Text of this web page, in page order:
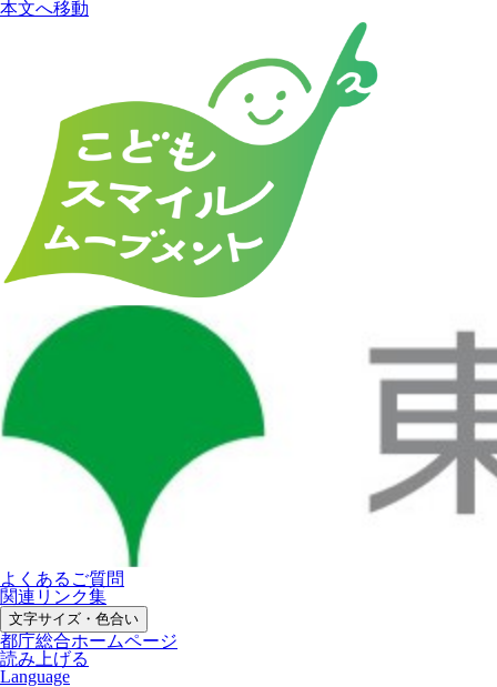
本文へ移動
よくあるご質問
関連リンク集
文字サイズ・色合い
都庁総合ホームページ
読み上げる
Language